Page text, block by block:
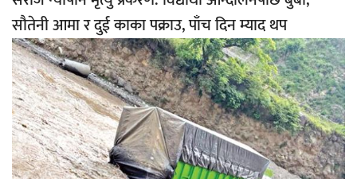
सौतेनी आमा र दुई काका पक्राउ, पाँच दिन म्याद थप